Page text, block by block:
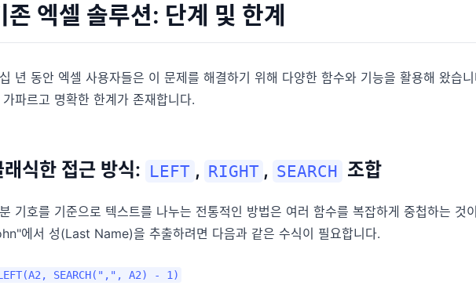
존 엑셀 솔루션: 단계 및 한계
년 동안 엑셀 사용자들은 이 문제를 해결하기 위해 다양한 함수와 기능을 활용해 왔습
파르고 명확한 한계가 존재합니다.
래식한 접근 방식: LEFT , RIGHT , SEARCH 조합
기호를 기준으로 텍스트를 나누는 전통적인 방법은 여러 함수를 복잡하게 중첩하는
에서 성(Last Name)을 추출하려면 다음과 같은 수식이 필요합니다.
SEARCH(",", A2) - 1)